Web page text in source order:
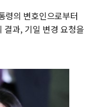
령의 변호인으로부터
결과, 기일 변경 요청을